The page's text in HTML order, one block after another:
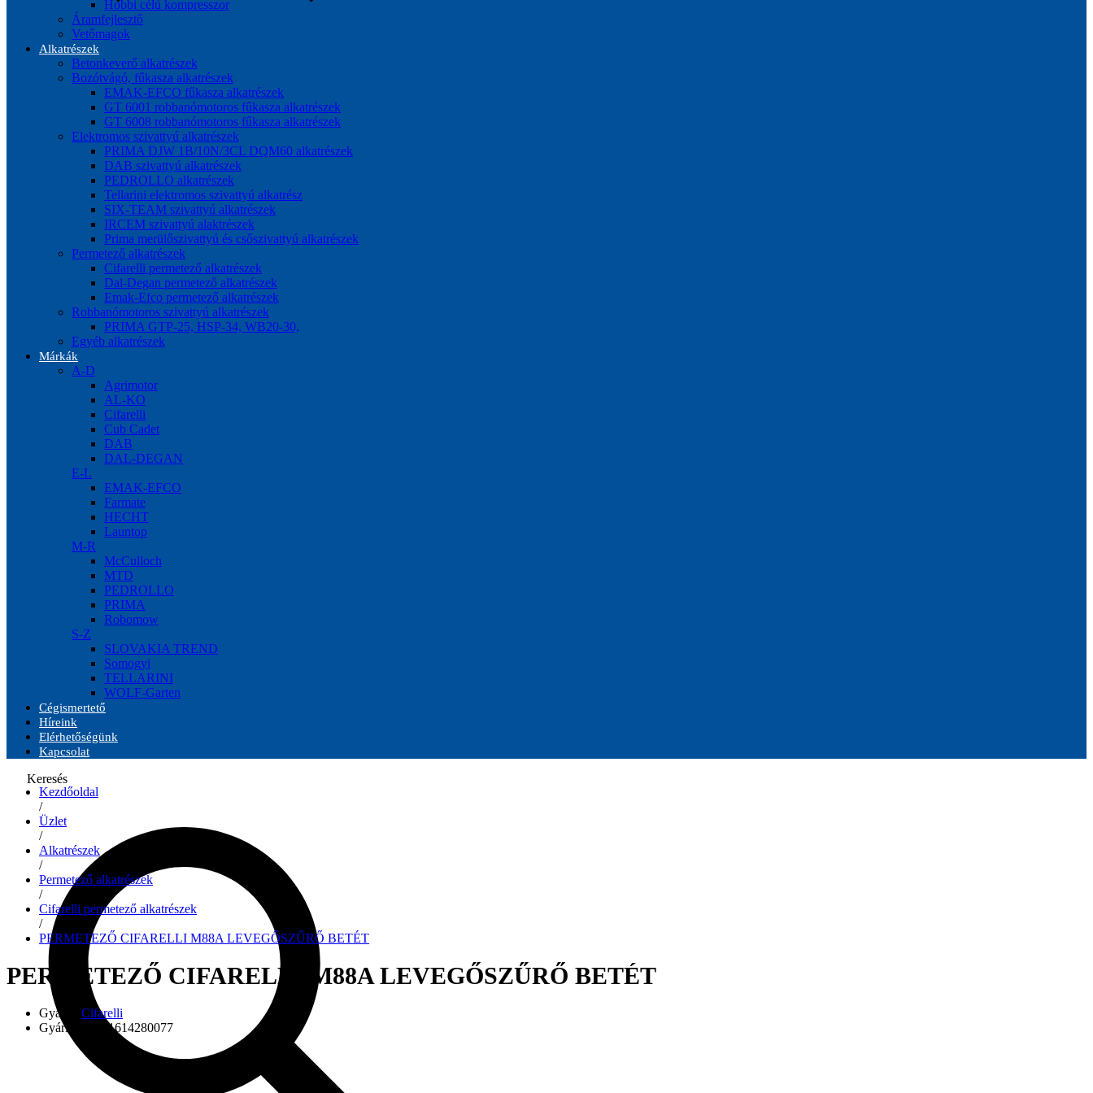
Hobbi célú kompresszor
Áramfejlesztő
Vetőmagok
Alkatrészek
Betonkeverő alkatrészek
Bozótvágó, fűkasza alkatrészek
EMAK-EFCO fűkasza alkatrészek
GT 6001 robbanómotoros fűkasza alkatrészek
GT 6008 robbanómotoros fűkasza alkatrészek
Elektromos szivattyú alkatrészek
PRIMA DJW 1B/10N/3CL DQM60 alkatrészek
DAB szivattyú alkatrészek
PEDROLLO alkatrészek
Tellarini elektromos szivattyú alkatrész
SIX-TEAM szivattyú alkatrészek
IRCEM szivattyú alaktrészek
Prima merülőszivattyú és csőszivattyú alkatrészek
Permetező alkatrészek
Cifarelli permetező alkatrészek
Dal-Degan permetező alkatrészek
Emak-Efco permetező alkatrészek
Robbanómotoros szivattyú alkatrészek
PRIMA GTP-25, HSP-34, WB20-30,
Egyéb alkatrészek
Márkák
A-D
Agrimotor
AL-KO
Cifarelli
Cub Cadet
DAB
DAL-DEGAN
E-L
EMAK-EFCO
Farmate
HECHT
Launtop
M-R
McCulloch
MTD
PEDROLLO
PRIMA
Robomow
S-Z
SLOVAKIA TREND
Somogyi
TELLARINI
WOLF-Garten
Cégismertető
Híreink
Elérhetőségünk
Kapcsolat
Keresés
Kezdőoldal
/
Üzlet
/
Alkatrészek
/
Permetező alkatrészek
/
Cifarelli permetező alkatrészek
/
PERMETEZŐ CIFARELLI M88A LEVEGŐSZŰRŐ BETÉT
PERMETEZŐ CIFARELLI M88A LEVEGŐSZŰRŐ BETÉT
Gyártó: Cifarelli
Gyári szám:
-1614280077